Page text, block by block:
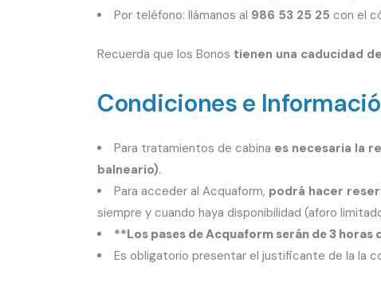
Por teléfono: llámanos al 986 53 25 25 con el
Recuerda que los Bonos tienen una caducidad
Condiciones e
Para tratamientos de cabina es necesaria la
balneario).
Para acceder al Acquaform, podrá hacer
siempre y cuando haya disponibilidad (aforo
**Los pases de Acquaform serán de 3 horas
Es obligatorio presentar el justificante de la la